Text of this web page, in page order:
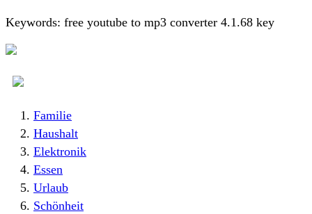
Keywords: free youtube to mp3 converter 4.1.68 key
Familie
Haushalt
Elektronik
Essen
Urlaub
Schönheit